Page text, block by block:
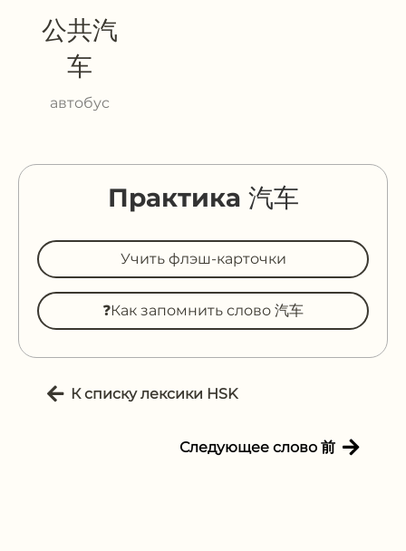
公共汽
车
автобус
Практика 汽车
Учить флэш-карточки
❓Как запомнить слово 汽车
К списку лексики HSK
Следующее слово 前